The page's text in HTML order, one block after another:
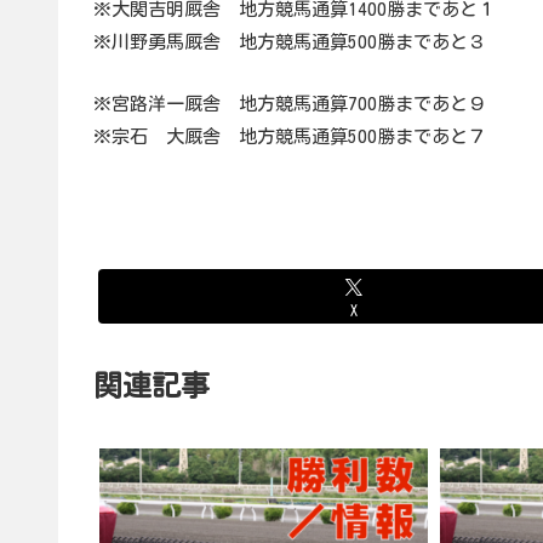
※大関吉明厩舎 地方競馬通算1400勝まであと１
※川野勇馬厩舎 地方競馬通算500勝まであと３
※宮路洋一厩舎 地方競馬通算700勝まであと９
※宗石 大厩舎 地方競馬通算500勝まであと７
X
関連記事